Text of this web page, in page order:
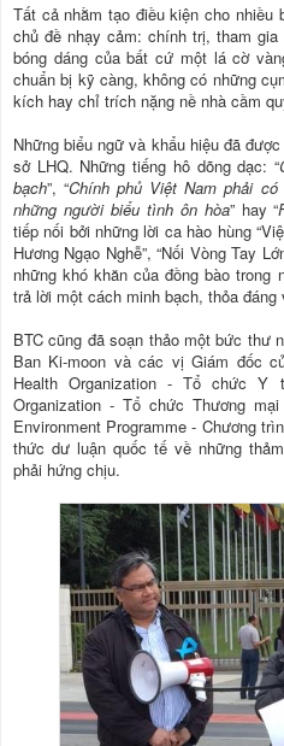
Tất cả nhằm tạo điều kiện cho
chủ đề nhạy cảm: chính trị, tham
bóng dáng của bất cứ một lá cờ
chuẩn bị kỹ càng, không có những
kích hay chỉ trích nặng nề nhà cầm
Những biểu ngữ và khẩu hiệu đã
sở LHQ. Những tiếng hô dõng dạc: “
bạch”, “Chính phủ Việt Nam phải có
những người biểu tình ôn hòa” hay “
tiếp nối bởi những lời ca hào hùng
Hương Ngạo Nghễ”, “Nối Vòng Tay
những khó khăn của đồng bào
trả lời một cách minh bạch, thỏa
BTC cũng đã soạn thảo một bức thư
Ban Ki-moon và các vị Giám đốc
Health Organization - Tổ chức Y
Organization - Tổ chức Thương
Environment Programme - Chương
thức dư luận quốc tế về những
phải hứng chịu.